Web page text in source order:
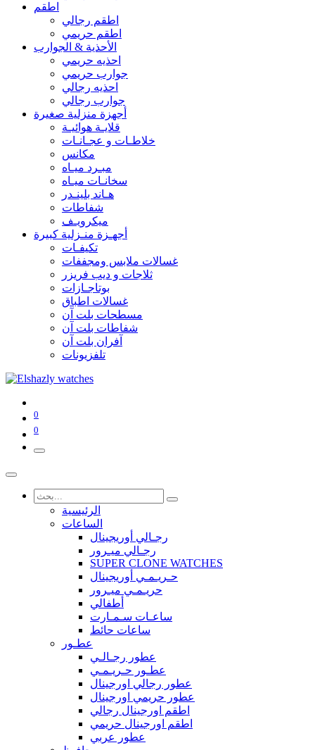
اطقم
اطقم رجالي
اطقم حريمي
الأحذية & الجوارب
احذيه حريمي
جوارب حريمي
احذيه رجالي
جوارب رجالي
أجهزة منزلية صغيرة
قلايـة هوائيـة
خلاطـات و عجـانـات
مكانس
مبـرد ميـاه
سخانـات ميـاه
هـاند بلينـدر
شفاطات
ميكرويـف
أجهـزة منـزلية كبيرة
تكيفـات
غسالات ملابس ومجففات
ثلاجات و ديب فريزر
بوتاجـازات
غسالات اطباق
مسطحات بلت آن
شفاطات بلت آن
آفران بلت آن
تلفزيونات
0
0
الرئيسية
الساعات
رجـالي أوريجينال
رجـالي ميـرور
SUPER CLONE WATCHES
حـريـمـي أوريجينال
حريـمـي ميـرور
أطفالي
ساعـات سـمـارت
ساعات حائط
عطـور
عطور رجـالـي
عطـور حـريـمـي
عطور رجالي اورجينال
عطور حريمي اورجينال
اطقم اورجينال رجالي
اطقم اورجينال حريمي
عطور عربي